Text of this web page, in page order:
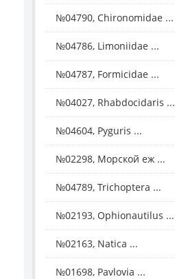
№04790, Chironomidae ...
№04786, Limoniidae ...
№04787, Formicidae ...
№04027, Rhabdocidaris ...
№04604, Pyguris ...
№02298, Морской еж ...
№04789, Trichoptera ...
№02193, Ophionautilus ...
№02163, Natica ...
№01698, Pavlovia ...